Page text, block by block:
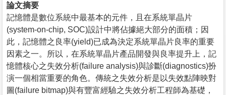
論文摘要
記憶體是數位系統中最基本的元件，且在系統單晶片
(system-on-chip, SOC)設計中將佔據絕大部分的面積；因
此，記憶體之良率(yield)已成為決定系統單晶片良率的重要
因素之一。所以，在系統單晶片產品開發與良率提升上，記
憶體核心之失效分析(failure analysis)與診斷(diagnostics)扮
演一個相當重要的角色。傳統之失效分析是以失效點陣映對
圖(failure bitmap)與有豐富經驗之失效分析工程師為基礎，